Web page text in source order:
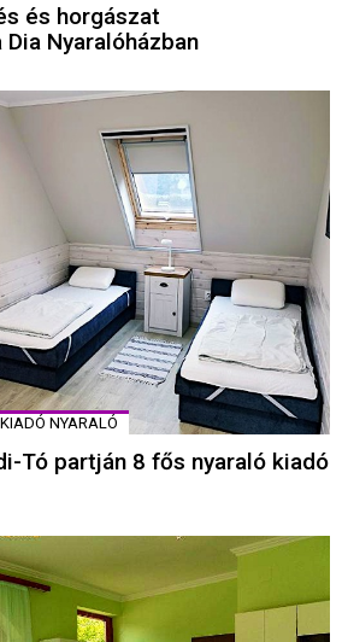
és horgászat
Nyaralóházban
KIADÓ NYARALÓ
Tó partján 8 fős nyaraló kiadó